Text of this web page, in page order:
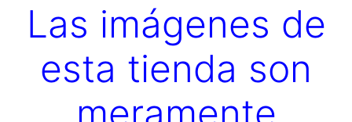
Las imágenes de
esta tienda son